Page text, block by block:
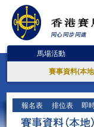
馬場活動
賽事資料(本
報名表 排位表 即